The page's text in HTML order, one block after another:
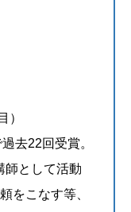
去22回受賞。
師として活動
をこなす等、